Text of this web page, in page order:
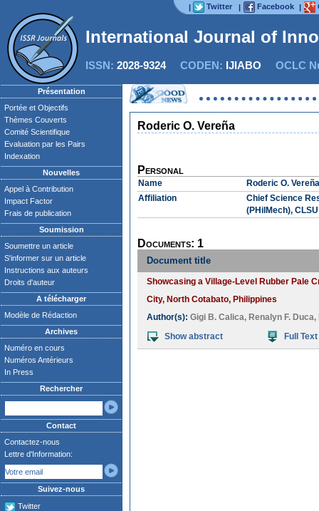
| Twitter | Facebook |
International Journal of
ISSN: 2028-9324CODEN: IJIABO OCLC
Présentation
Portée et Objectifs
Thèmes Couverts
Comité Scientifique
Evaluation par les Pairs
Indexation
Nouvelles
Appel à Contribution
Impact Factor
Frais de publication
Soumission
Soumettre un article
S'informer sur un article
Instructions aux auteurs
Droits d'auteur
A télécharger
Modèle de Rédaction
Archives
Numéro en cours
Numéros Antérieurs
In Press
Rechercher
Contact
Contactez-nous
Lettre d'Information:
Suivez-nous
Twitter
Roderic O. Vereña
Personal
Name
Roderic O. Vereña
Affiliation
Chief Science
(PHilMech),
Documents: 1
Document title
Showcasing a Village-Level Rubber Pale
City, North Cotabato, Philippines
Author(s): Gigi B. Calica, Renalyn F. Duca,
Show abstract
Full Text